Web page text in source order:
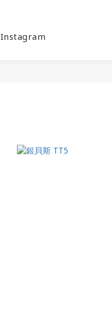
Instagram